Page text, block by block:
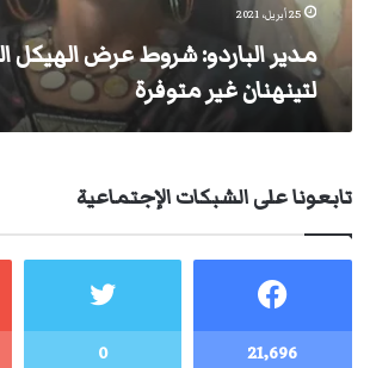
25 أبريل، 2021
مدير الباردو: شروط عرض
لتينهنان غير متوفرة
تابعونا على الشبكات الإجتماعية
21٬696 0